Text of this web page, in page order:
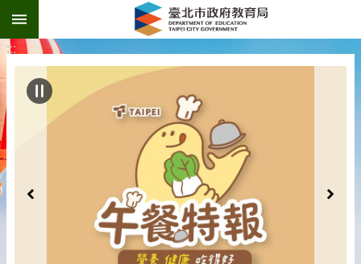
跳到主要內容區塊
:::